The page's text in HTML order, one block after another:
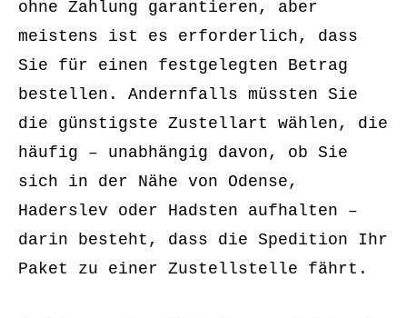
ohne Zahlung garantieren, aber
meistens ist es erforderlich, dass
Sie für einen festgelegten Betrag
bestellen. Andernfalls müssten Sie
die günstigste Zustellart wählen, die
häufig – unabhängig davon, ob Sie
sich in der Nähe von Odense,
Haderslev oder Hadsten aufhalten –
darin besteht, dass die Spedition Ihr
Paket zu einer Zustellstelle fährt.